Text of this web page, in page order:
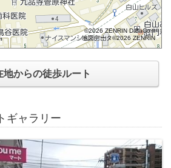
©2026 ZENRIN DataCom
地図データ©2026 ZENRIN
地からの徒歩ルート
ギャラリー